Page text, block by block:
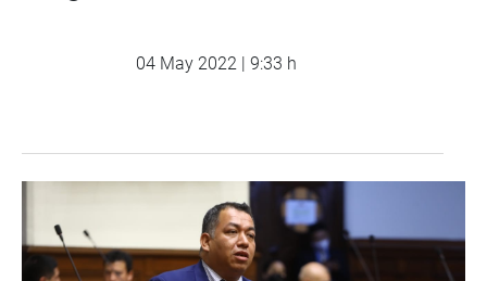
04 May 2022 | 9:33 h